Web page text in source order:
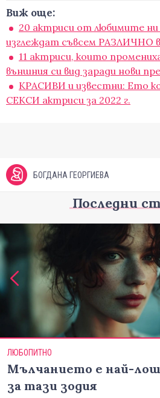
Виж още:
20 актриси от любимите ни
изглеждат съвсем РАЗЛИЧНО
11 актриси, които
външния си вид заради нови
КРАСИВИ и известни: Ето
СЕКСИ актриси за 2022 г.
БОГДАНА ГЕОРГИЕВА
Последни
ЛЮБОПИТНО
Мълчанието е най-
за тази зодия